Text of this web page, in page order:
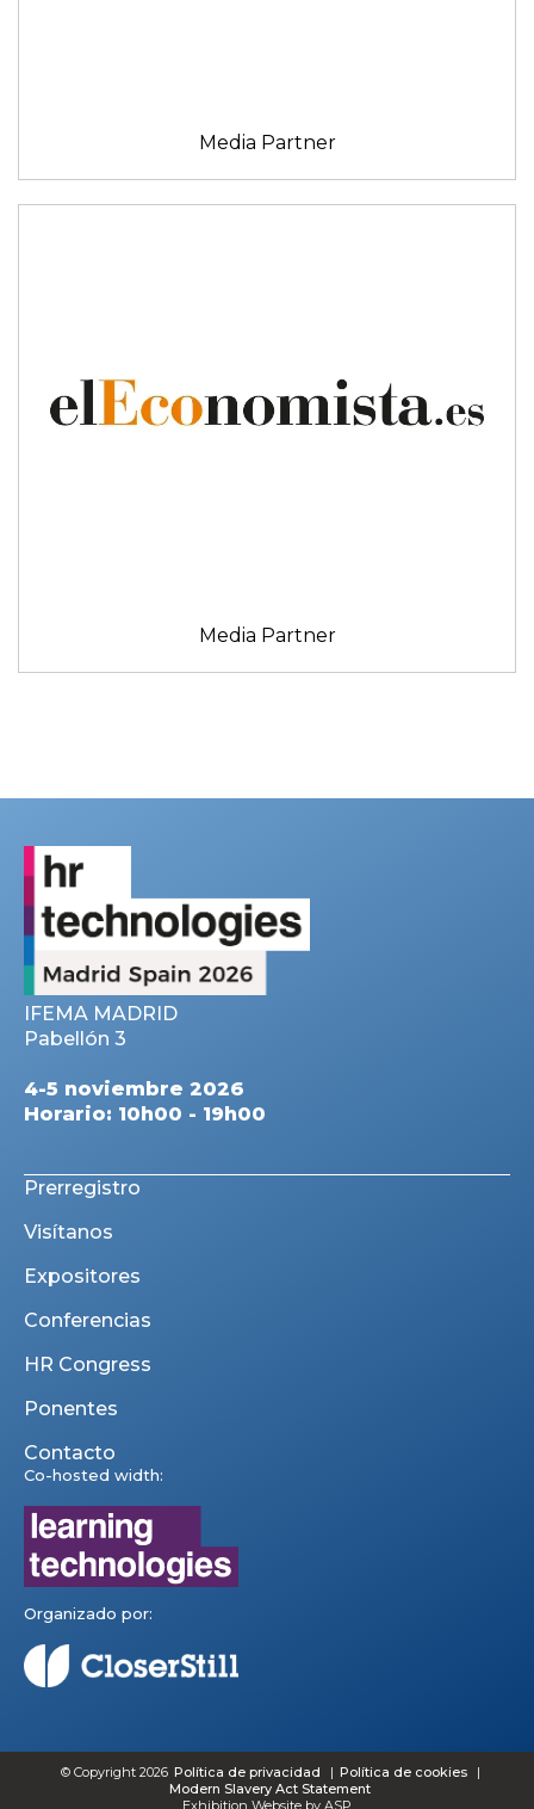
Media Partner
Media Partner
IFEMA MADRID
Pabellón 3
4-5 noviembre 2026
Horario: 10h00 - 19h00
Prerregistro
Visítanos
Expositores
Conferencias
HR Congress
Ponentes
Contacto
Co-hosted width:
Organizado por:
© Copyright 2026 Política de privacidad
Política de cookies
Modern Slavery Act Statement
Exhibition Website by ASP